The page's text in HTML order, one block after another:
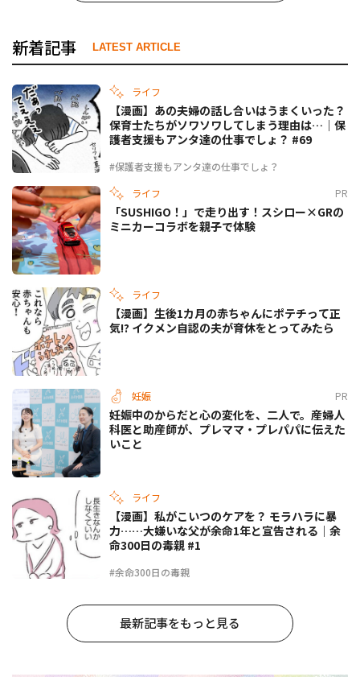
新着記事 LATEST ARTICLE
ライフ
#保護者支援もアンタ達の仕事でしょ？
【漫画】あの夫婦の話し合いはうまくいった？
保育士たちがソワソワしてしまう理由は…｜保
護者支援もアンタ達の仕事でしょ？ #69
ライフ PR
「SUSHIGO！」で走り出す！スシロー×GRの
ミニカーコラボを親子で体験
ライフ
【漫画】生後1カ月の赤ちゃんにポテチって正
気!? イクメン自認の夫が育休をとってみたら
妊娠 PR
妊娠中のからだと心の変化を、二人で。産婦人
科医と助産師が、プレママ・プレパパに伝えた
いこと
ライフ
#余命300日の毒親
【漫画】私がこいつのケアを？ モラハラに暴
力……大嫌いな父が余命1年と宣告される｜余
命300日の毒親 #1
最新記事をもっと見る